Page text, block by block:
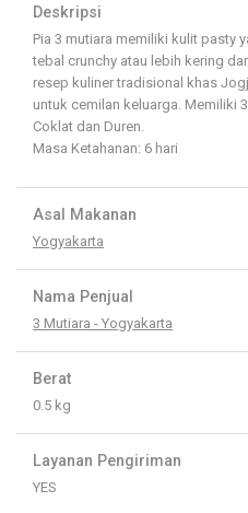
Deskripsi
Pia 3 mutiara memiliki kulit pasty
tebal crunchy atau lebih kering
resep kuliner tradisional khas
untuk cemilan keluarga. Memiliki
Coklat dan Duren.
Masa Ketahanan: 6 hari
Asal Makanan
Yogyakarta
Nama Penjual
3 Mutiara - Yogyakarta
Berat
0.5 kg
Layanan Pengiriman
YES